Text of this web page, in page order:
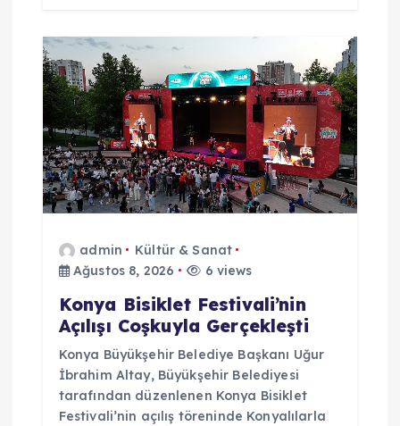
admin
Kültür & Sanat
Ağustos 8, 2026
6 views
Konya Bisiklet Festivali’nin
Açılışı Coşkuyla Gerçekleşti
Konya Büyükşehir Belediye Başkanı Uğur
İbrahim Altay, Büyükşehir Belediyesi
tarafından düzenlenen Konya Bisiklet
Festivali’nin açılış töreninde Konyalılarla